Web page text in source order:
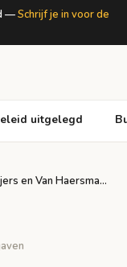
—Schrijf je in voor de
uitgelegd
en Van Haersma…